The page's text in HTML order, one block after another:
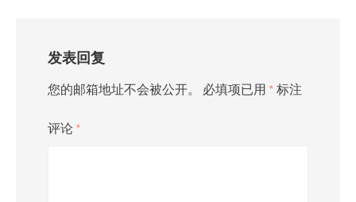
发表回复
您的邮箱地址不会被公开。 必填项已用 * 标注
评论 *